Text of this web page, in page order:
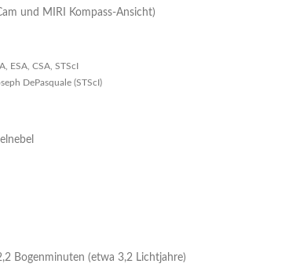
und MIRI Kompass-Ansicht)
ESA, CSA, STScI
DePasquale (STScI)
Bogenminuten (etwa 3,2 Lichtjahre)